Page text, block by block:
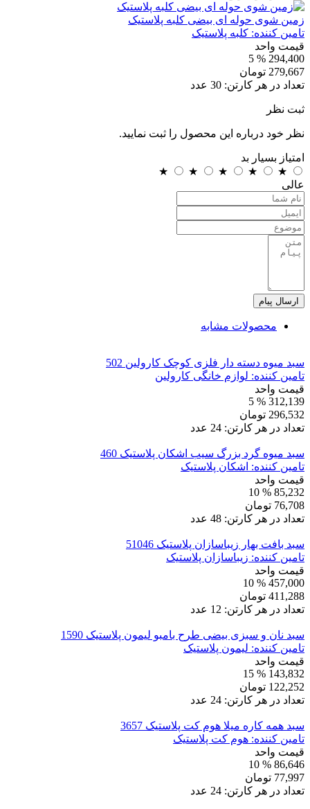
زمین شوی حوله ای بیضی کلبه پلاستیک
تامین کننده: کلبه پلاستیک
قیمت واحد
294,400
% 5
279,667 تومان
تعداد در هر کارتن: 30 عدد
ثبت نظر
نظر خود درباره این محصول را ثبت نمایید.
امتیاز بسیار بد
★
★
★
★
★
عالی
ارسال پیام
محصولات مشابه
سبد میوه دسته دار فلزی کوچک کارولین 502
تامین کننده: لوازم خانگی کارولین
قیمت واحد
312,139
% 5
296,532 تومان
تعداد در هر کارتن: 24 عدد
سبد میوه گرد بزرگ سیب اشکان پلاستیک 460
تامین کننده: اشکان پلاستیک
قیمت واحد
85,232
% 10
76,708 تومان
تعداد در هر کارتن: 48 عدد
سبد بافت بهار زیباسازان پلاستیک 51046
تامین کننده: زیباسازان پلاستیک
قیمت واحد
457,000
% 10
411,288 تومان
تعداد در هر کارتن: 12 عدد
سبد نان و سبزی بیضی طرح بامبو لیمون پلاستیک 1590
تامین کننده: لیمون پلاستیک
قیمت واحد
143,832
% 15
122,252 تومان
تعداد در هر کارتن: 24 عدد
سبد همه کاره میلا هوم کت پلاستیک 3657
تامین کننده: هوم کت پلاستیک
قیمت واحد
86,646
% 10
77,997 تومان
تعداد در هر کارتن: 24 عدد